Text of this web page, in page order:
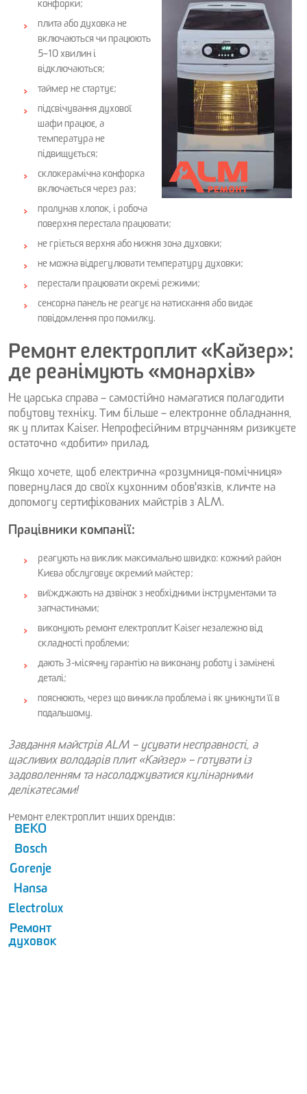
конфорки;
плита або духовка не
включаються чи працюють
5–10 хвилин і
відключаються;
таймер не стартує;
підсвічування духової
шафи працює, а
температура не
підвищується;
склокерамічна конфорка
включається через раз;
пролунав хлопок, і робоча
поверхня перестала працювати;
не гріється верхня або нижня зона духовки;
не можна відрегулювати температуру духовки;
перестали працювати окремі режими;
сенсорна панель не реагує на натискання або видає
повідомлення про помилку.
Ремонт електроплит «Кайзер»:
де реанімують «монархів»
Не царська справа – самостійно намагатися полагодити
побутову техніку. Тим більше – електронне обладнання,
як у плитах Kaiser. Непрофесійним втручанням ризикуєте
остаточно «добити» прилад.
Якщо хочете, щоб електрична «розумниця-помічниця»
повернулася до своїх кухонним обов'язків, кличте на
допомогу сертифікованих майстрів з ALM.
Працівники компанії:
реагують на виклик максимально швидко: кожний район
Києва обслуговує окремий майстер;
виїжджають на дзвінок з необхідними інструментами та
запчастинами;
виконують ремонт електроплит Kaiser незалежно від
складності проблеми;
дають 3-місячну гарантію на виконану роботу і замінені
деталі;
пояснюють, через що виникла проблема і як уникнути її в
подальшому.
Завдання майстрів ALM – усувати несправності, а
щасливих володарів плит «Кайзер» – готувати із
задоволенням та насолоджуватися кулінарними
делікатесами!
Ремонт електроплит інших брендів:
BEKO
Bosch
Gorenje
Hansa
Electrolux
Ремонт
духовок